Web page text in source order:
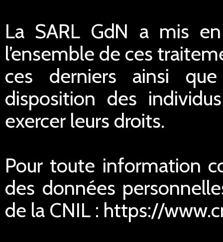
La SARL GdN a mis
l’ensemble de ces
ces derniers ainsi
disposition des
exercer leurs droits.
Pour toute information
des données
de la CNIL : https://